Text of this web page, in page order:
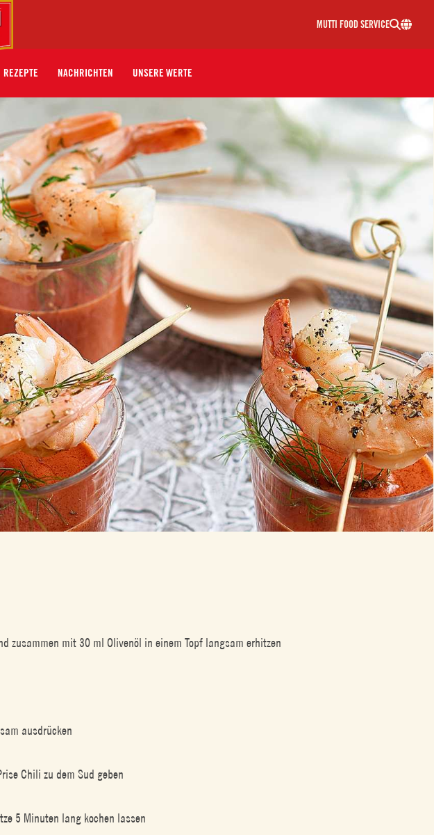
MUTTI FOOD SERVICE
REZEPTE NACHRICHTEN UNSERE WERTE
zusammen mit 30 ml Olivenöl in einem Topf langsam erhitzen
ausdrücken
Chili zu dem Sud geben
5 Minuten lang kochen lassen